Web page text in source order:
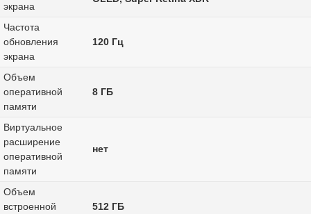
экрана
Частота
обновления
экрана
120 Гц
Объем
оперативной
памяти
8 ГБ
Виртуальное
расширение
оперативной
памяти
нет
Объем
встроенной
512 ГБ